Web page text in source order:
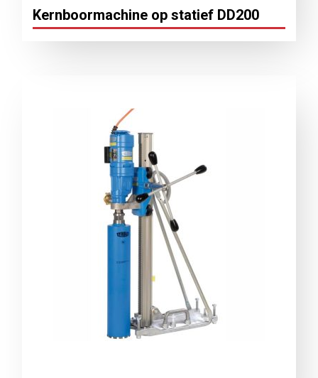
Kernboormachine op statief DD200